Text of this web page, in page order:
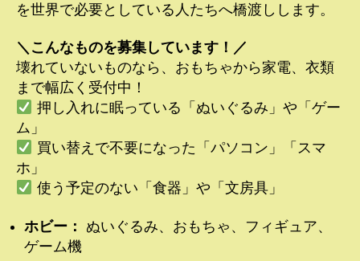
を世界で必要としている人たちへ橋渡しします。
＼こんなものを募集しています！／
壊れていないものなら、おもちゃから家電、衣類
まで幅広く受付中！
押し入れに眠っている「ぬいぐるみ」や「ゲー
ム」
買い替えで不要になった「パソコン」「スマ
ホ」
使う予定のない「食器」や「文房具」
ホビー：
ぬいぐるみ、おもちゃ、フィギュア、
ゲーム機